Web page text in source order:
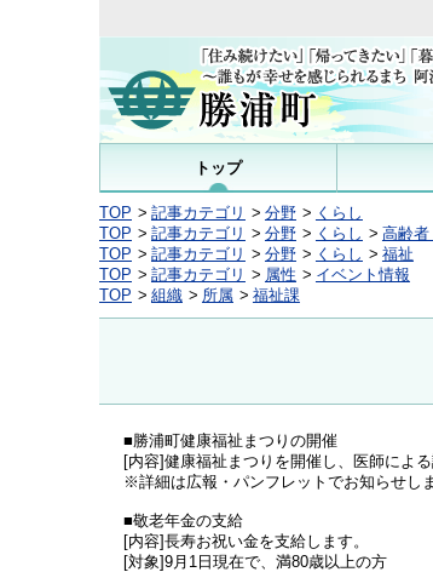
トップ
TOP 記事カテゴリ 分野
くらし
TOP
記事カテゴリ 分野 くらし
高齢者
TOP
記事カテゴリ 分野 くらし
福祉
TOP
記事カテゴリ 属性
イベント情報
TOP
組織 所属 福祉課
■勝浦町健康福祉まつりの開催
[内容]健康福祉まつりを開催し、医師によ
※詳細は広報・パンフレットでお知らせしま
■敬老年金の支給
[内容]長寿お祝い金を支給します。
[対象]9月1日現在で、満80歳以上の方